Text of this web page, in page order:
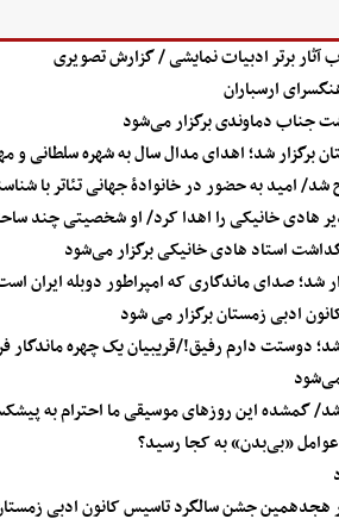
آثار برتر ادبیات نمایشی / گزارش تصویری
ارسباران
شد/ امید به حضور در خانوادۀ جهانی تئاتر با
هادی خانیکی را اهدا کرد/ او شخصیتی چند
استاد هادی خانیکی برگزار می‌شود
شد؛ صدای ماندگاری که امپراطور دوبله ایران
ادبی زمستان برگزار می شود
شد؛ دوستت دارم رفیق!/قریبیان یک چهره
می‌شود
شد/ گمشده این روزهای موسیقی ما احترام به
«بی‌بدن» به کجا رسید؟
جشن سالگرد تاسیس کانون ادبی